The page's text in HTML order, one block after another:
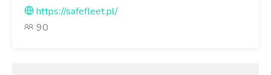
https://safefleet.pl/
90